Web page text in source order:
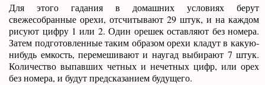
Для этого гадания в домашних условиях берут
свежесобранные орехи, отсчитывают 29 штук, и на каждом
рисуют цифру 1 или 2. Один орешек оставляют без номера.
Затем подготовленные таким образом орехи кладут в какую-
нибудь емкость, перемешивают и наугад выбирают 7 штук.
Количество выпавших четных и нечетных цифр, или орех
без номера, и будут предсказанием будущего.